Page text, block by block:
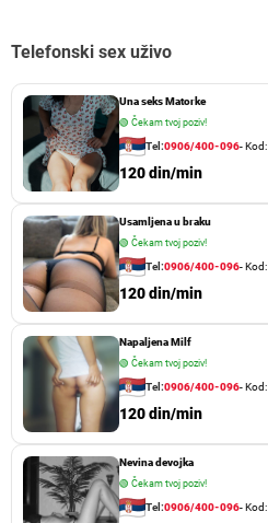
Telefonski sex uživo
Una seks Matorke
🟢 Čekam tvoj poziv!
Tel:0906/400-096- Kod:
120 din/min
Usamljena u braku
🟢 Čekam tvoj poziv!
Tel:0906/400-096- Kod:
120 din/min
Napaljena Milf
🟢 Čekam tvoj poziv!
Tel:0906/400-096- Kod:
120 din/min
Nevina devojka
🟢 Čekam tvoj poziv!
Tel:0906/400-096- Kod: